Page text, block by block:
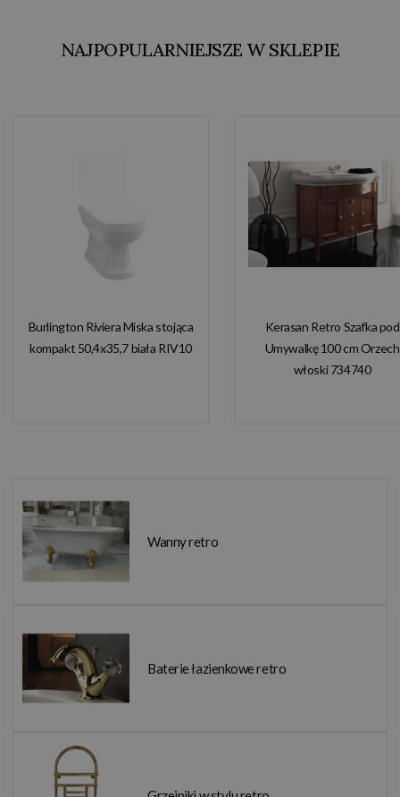
NAJPOPULARNIEJSZE W SKLEPIE
Burlington Riviera Miska stojąca
kompakt 50,4x35,7 biała RIV10
Kerasan Retro Szafka pod
Umywalkę 100 cm Orzech
włoski 734740
Wanny retro
Baterie łazienkowe retro